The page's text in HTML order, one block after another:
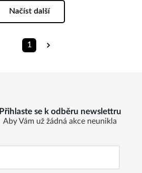
Načíst další
1
Přihlaste se k odběru newslettru
Aby Vám už žádná akce neunikla